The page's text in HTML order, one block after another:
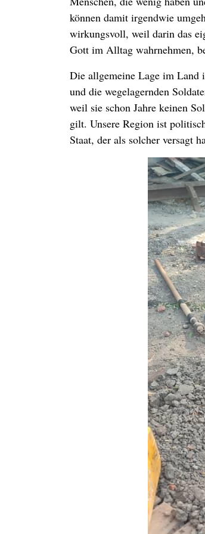
können damit irgendwie
wirkungsvoll, weil darin das
Gott im Alltag wahrnehmen,
Die allgemeine Lage im Land
und die wegelagernden
weil sie schon Jahre keinen
gilt. Unsere Region ist
Staat, der als solcher versagt
Trotz alledem sind wir guter
nicht zuletzt, weil ich mich
Ich wünsche Euch und
In herzlicher Verbundenheit.
Br. Hans Eigner, MCCJ
Bruder